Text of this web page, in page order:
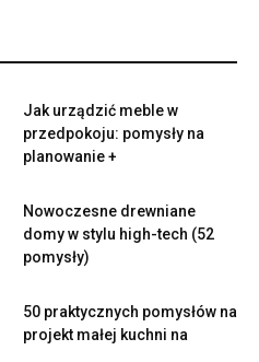
Jak urządzić meble w
przedpokoju: pomysły na
planowanie +
Nowoczesne drewniane
domy w stylu high-tech (52
pomysły)
50 praktycznych pomysłów na
projekt małej kuchni na